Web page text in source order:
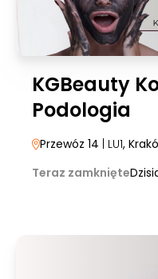
KGBeauty
Podologia
Przewóz 14 | LU1,
Teraz zamknięte